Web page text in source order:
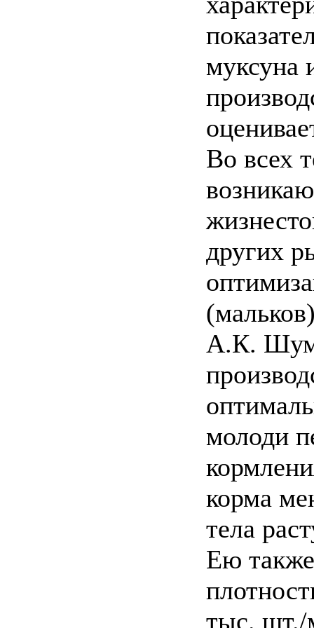
муксуна
Во всех
других
А.К.
молоди
корма
тела
Ею
тыс. шт./